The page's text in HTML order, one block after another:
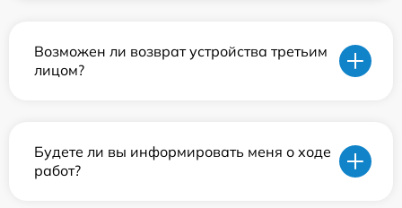
Возможен ли возврат устройства третьим
лицом?
Будете ли вы информировать меня о ходе
работ?